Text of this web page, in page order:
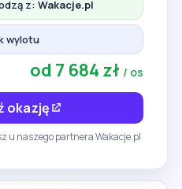
z:Wakacje.pl
wylotu
od 7 684 zł / os
okazję
u naszego partnera Wakacje.pl